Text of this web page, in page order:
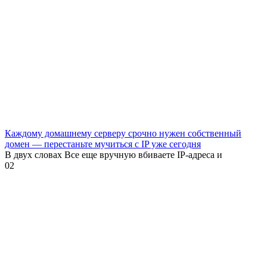
Каждому домашнему серверу срочно нужен собственный
домен — перестаньте мучиться с IP уже сегодня
В двух словах Все еще вручную вбиваете IP-адреса и
02